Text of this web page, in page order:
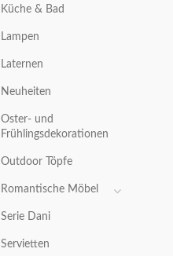
Küche & Bad
Lampen
Laternen
Neuheiten
Oster- und
Frühlingsdekorationen
Outdoor Töpfe
Romantische Möbel
Serie Dani
Servietten